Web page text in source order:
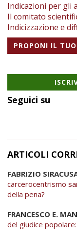
Indicazioni per gli
Il comitato
Indicizzazione e
PROPONI IL
Seguici su
ARTICOLI
FABRIZIO
carcerocentrismo
della pena?
FRANCESCO E.
del giudice